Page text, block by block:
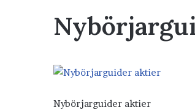
Nybörjarguider aktier